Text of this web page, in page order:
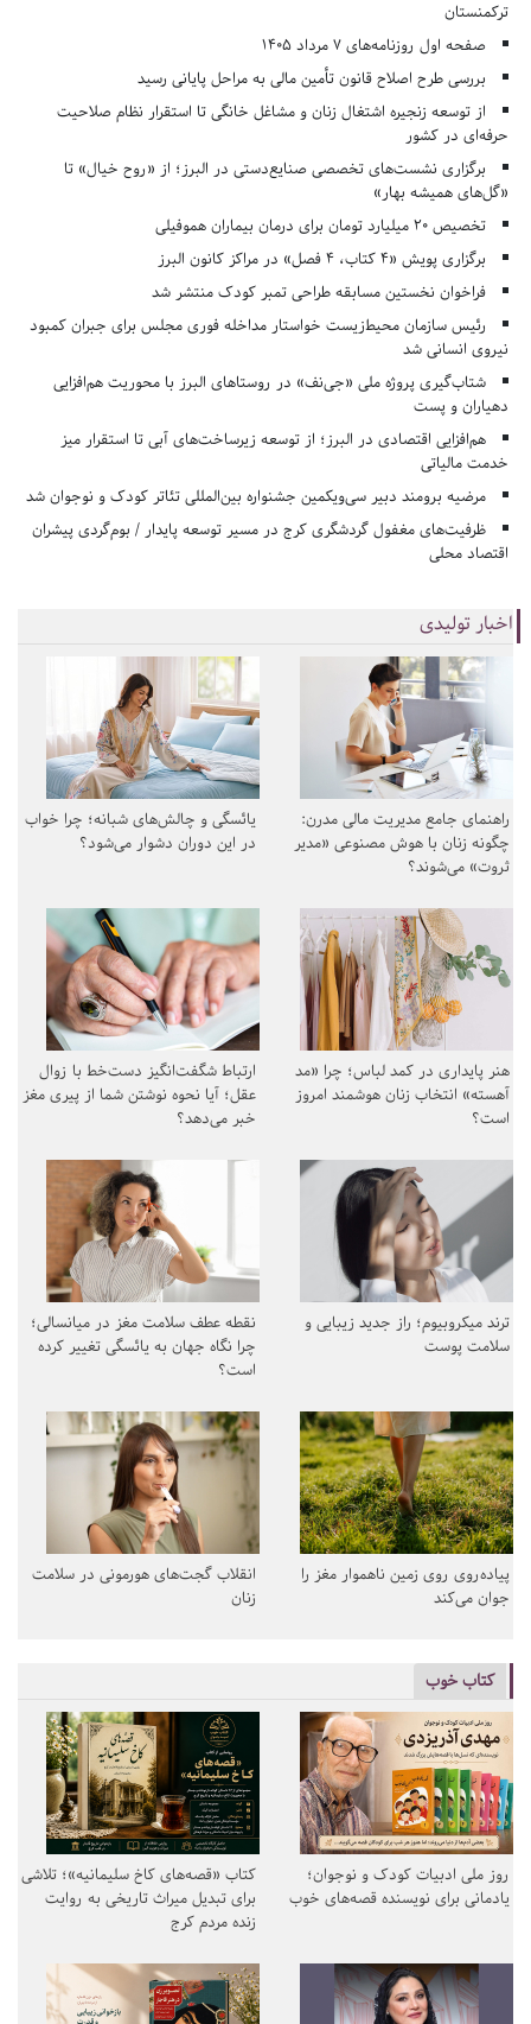
ترکمنستان
صفحه اول روزنامه‌های 7 مرداد 1405
بررسی طرح اصلاح قانون تأمین مالی به مراحل پایانی رسید
از توسعه زنجیره اشتغال زنان و مشاغل خانگی تا استقرار نظام صلاحیت
حرفه‌ای در کشور
برگزاری نشست‌های تخصصی صنایع‌دستی در البرز؛ از «روح خیال» تا
«گل‌های همیشه بهار»
تخصیص ۲۰ میلیارد تومان برای درمان بیماران هموفیلی
برگزاری پویش «۴ کتاب، ۴ فصل» در مراکز کانون البرز
فراخوان نخستین مسابقه طراحی تمبر کودک منتشر شد
رئیس سازمان محیط‌زیست خواستار مداخله فوری مجلس برای جبران کمبود
نیروی انسانی شد
شتاب‌گیری پروژه ملی «جی‌نف» در روستاهای البرز با محوریت هم‌افزایی
دهیاران و پست
هم‌افزایی اقتصادی در البرز؛ از توسعه زیرساخت‌های آبی تا استقرار میز
خدمت مالیاتی
مرضیه برومند دبیر سی‌ویکمین جشنواره بین‌المللی تئاتر کودک و نوجوان شد
ظرفیت‌های مغفول گردشگری کرج در مسیر توسعه پایدار / بوم‌گردی پیشران
اقتصاد محلی
اخبار تولیدی
راهنمای جامع مدیریت مالی مدرن:
چگونه زنان با هوش مصنوعی «مدیر
ثروت» می‌شوند؟
یائسگی و چالش‌های شبانه؛ چرا خواب
در این دوران دشوار می‌شود؟
هنر پایداری در کمد لباس؛ چرا «مد
آهسته» انتخاب زنان هوشمند امروز
است؟
ارتباط شگفت‌انگیز دست‌خط با زوال
عقل؛ آیا نحوه نوشتن شما از پیری مغز
خبر می‌دهد؟
ترند میکروبیوم؛ راز جدید زیبایی و
سلامت پوست
نقطه عطف سلامت مغز در میانسالی؛
چرا نگاه جهان به یائسگی تغییر کرده
است؟
پیاده‌روی روی زمین ناهموار مغز را
جوان می‌کند
انقلاب گجت‌های هورمونی در سلامت
زنان
کتاب خوب
روز ملی ادبیات کودک و نوجوان؛
یادمانی برای نویسنده قصه‌های خوب
کتاب «قصه‌های کاخ سلیمانیه»؛ تلاشی
برای تبدیل میراث تاریخی به روایت
زنده مردم کرج